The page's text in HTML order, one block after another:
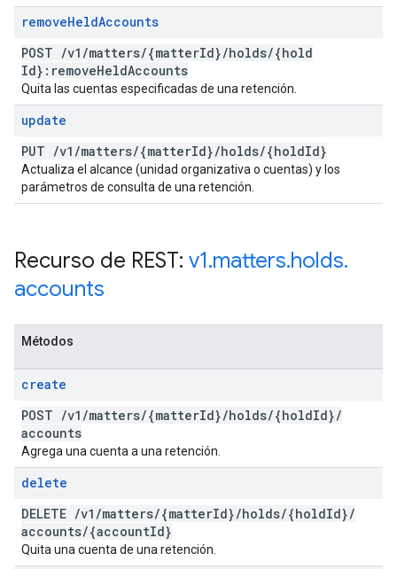
removeHeldAccounts
POST /v1 /matters/{matterId}/holds/{hold
Id}:removeHeldAccounts
Quita las cuentas especificadas de una retención.
update
PUT /v1 /matters/{matterId}/holds/{holdId}
Actualiza el alcance (unidad organizativa o cuentas) y los
parámetros de consulta de una retención.
Recurso de REST: v1.matters.holds.
accounts
Métodos
create
POST /v1 /matters/{matterId}/holds/{holdId}/
accounts
Agrega una cuenta a una retención.
delete
DELETE /v1 /matters/{matterId}/holds/{holdId}/
accounts/{accountId}
Quita una cuenta de una retención.